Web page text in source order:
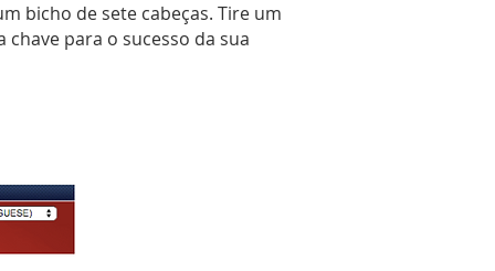
bicho de sete cabeças. Tire um
para o sucesso da sua